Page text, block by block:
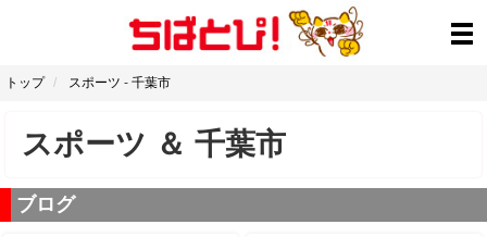
トップ スポーツ - 千葉市
スポーツ ＆ 千葉市
ブログ